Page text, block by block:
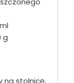
g
na stolnicę,